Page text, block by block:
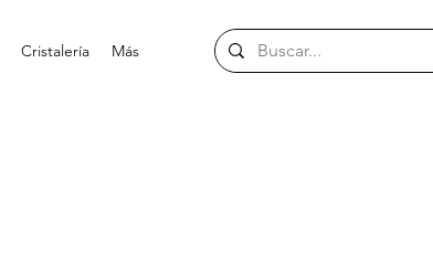
Cristalería Más